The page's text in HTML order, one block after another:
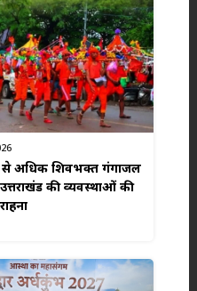
से अधिक शिवभक्त गंगाजल
की व्यवस्थाओं की